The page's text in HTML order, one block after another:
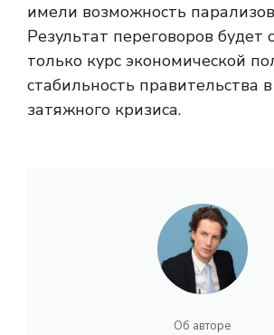
имели возможность
Результат переговоров будет
только курс экономической
стабильность правительства
затяжного кризиса.
Об авторе